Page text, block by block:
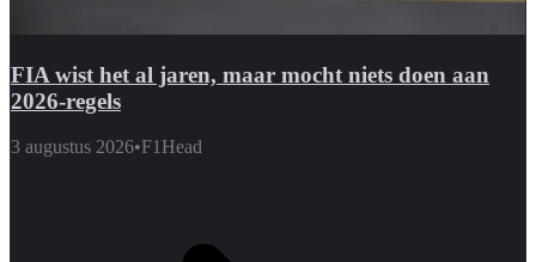
FIA wist het al jaren, maar mocht niets doen aan
2026-regels
3 augustus 2026•F1Head